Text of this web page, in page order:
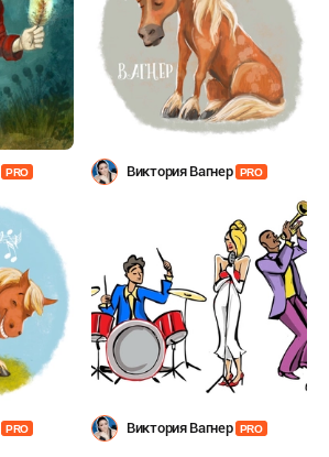
PRO Виктория Вагнер PRO
PRO Виктория Вагнер PRO